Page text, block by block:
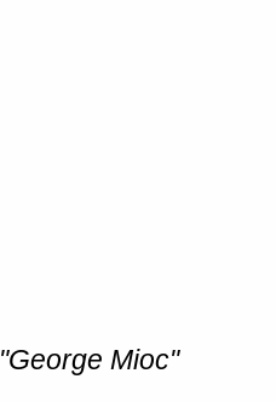
"George Mioc"